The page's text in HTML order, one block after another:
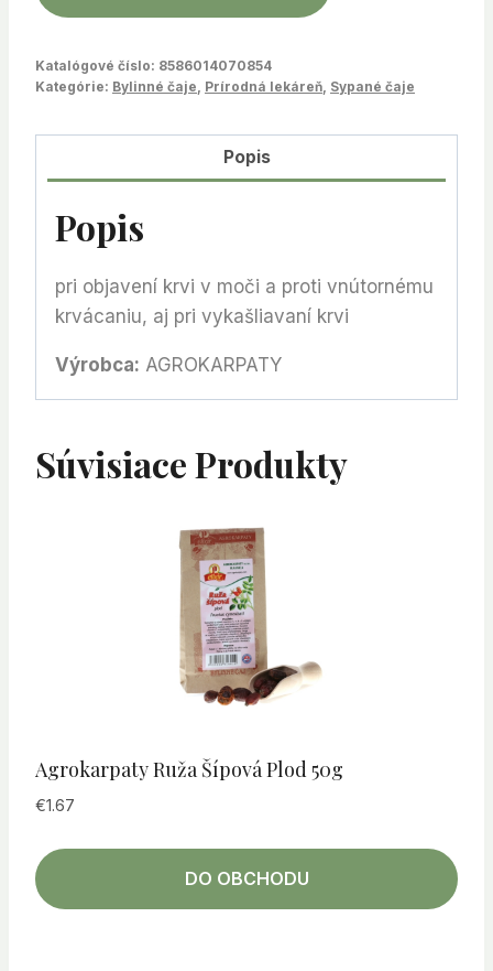
Katalógové číslo: 8586014070854
Kategórie: Bylinné čaje Prírodná lekáreň Sypané čaje
Popis
Popis
pri objavení krvi v moči a proti vnútornému
krvácaniu, aj pri vykašliavaní krvi
Výrobca: AGROKARPATY
Súvisiace Produkty
Agrokarpaty Ruža Šípová Plod 50g
€1.67
DO OBCHODU